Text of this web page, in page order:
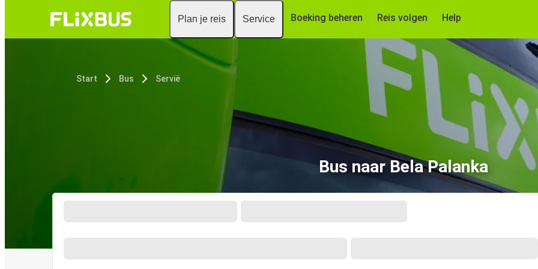
Plan je reis Service Boeking beheren Reis volgen Help
Start Bus Servië
Bus naar Bela Palanka